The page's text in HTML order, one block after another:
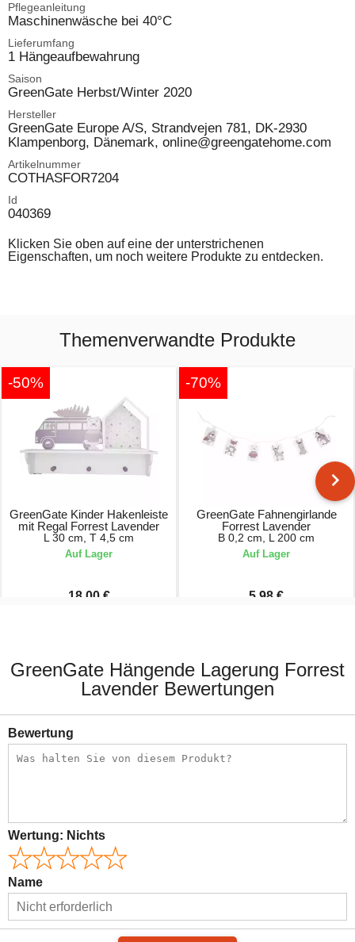
Pflegeanleitung
Maschinenwäsche bei 40°C
Lieferumfang
1 Hängeaufbewahrung
Saison
GreenGate Herbst/Winter 2020
Hersteller
GreenGate Europe A/S, Strandvejen 781, DK-2930
Klampenborg, Dänemark, online@greengatehome.com
Artikelnummer
COTHASFOR7204
Id
040369
Klicken Sie oben auf eine der unterstrichenen
Eigenschaften, um noch weitere Produkte zu entdecken.
Themenverwandte Produkte
-50%
GreenGate Kinder Hakenleiste
mit Regal Forrest Lavender
L 30 cm, T 4,5 cm
Auf Lager
18,00 €
-70%
GreenGate Fahnengirlande
Forrest Lavender
B 0,2 cm, L 200 cm
Auf Lager
5,98 €
GreenGate Hängende Lagerung Forrest
Lavender Bewertungen
Bewertung
Wertung: Nichts
Name